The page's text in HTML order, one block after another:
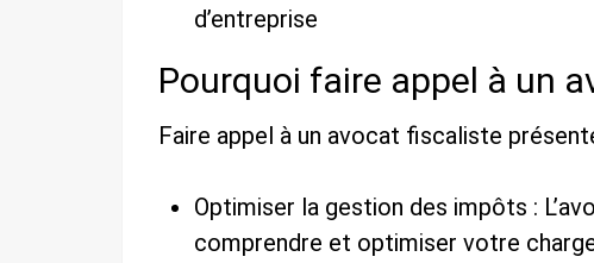
d’entreprise
Pourquoi faire appel à un
Faire appel à un avocat fiscaliste
Optimiser la gestion des impôts :
comprendre et optimiser votre